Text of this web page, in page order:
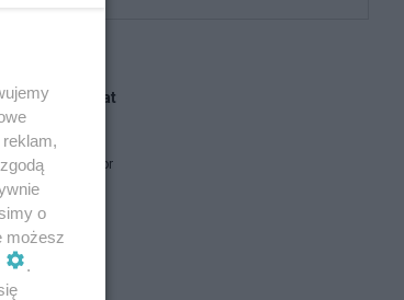
na ten temat
obserwathor
o
możesz
.